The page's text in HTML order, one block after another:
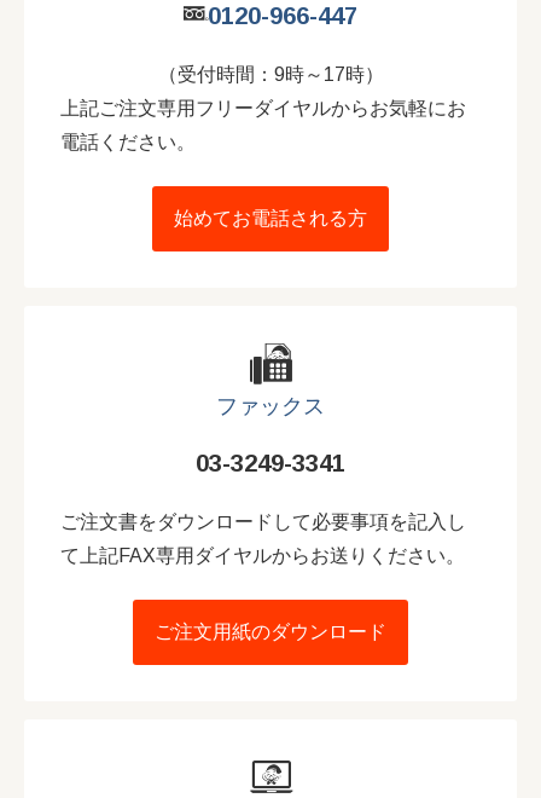
0120-966-447
（受付時間：9時～17時）
上記ご注文専用フリーダイヤルからお気軽にお
電話ください。
始めてお電話される方
ファックス
03-3249-3341
ご注文書をダウンロードして必要事項を記入し
て上記FAX専用ダイヤルからお送りください。
ご注文用紙のダウンロード